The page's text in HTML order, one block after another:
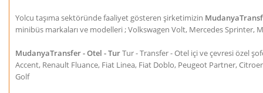
Yolcu taşıma sektöründe faaliyet gösteren şirketimizin
minibüs markaları ve modelleri ; Volkswagen Volt, Mercedes Sprinter,
MudanyaTransfer - Otel - TurTur - Transfer - Otel içi ve çevresi özel
Accent, Renault Fluance, Fiat Linea, Fiat Doblo, Peugeot Partner,
Golf